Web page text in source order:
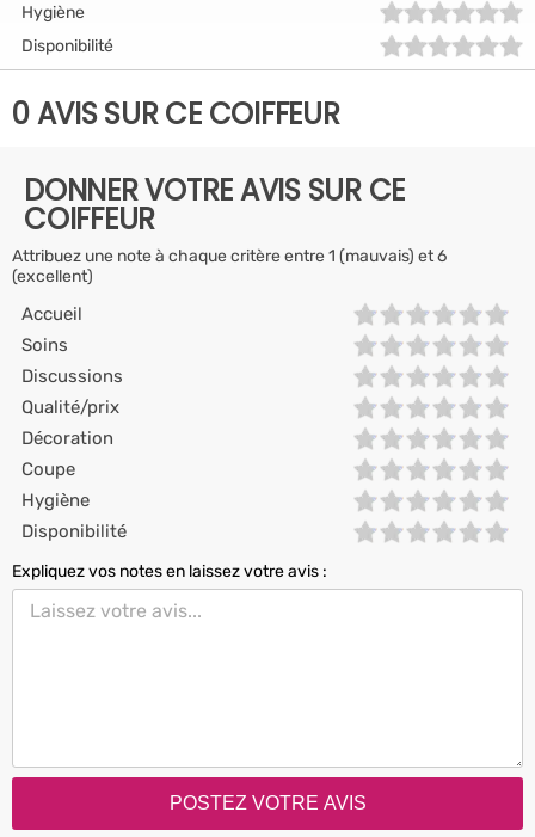
Hygiène
Disponibilité
0 AVIS SUR CE COIFFEUR
DONNER VOTRE AVIS SUR CE
COIFFEUR
Attribuez une note à chaque critère entre 1 (mauvais) et 6
(excellent)
Accueil
Soins
Discussions
Qualité/prix
Décoration
Coupe
Hygiène
Disponibilité
Expliquez vos notes en laissez votre avis :